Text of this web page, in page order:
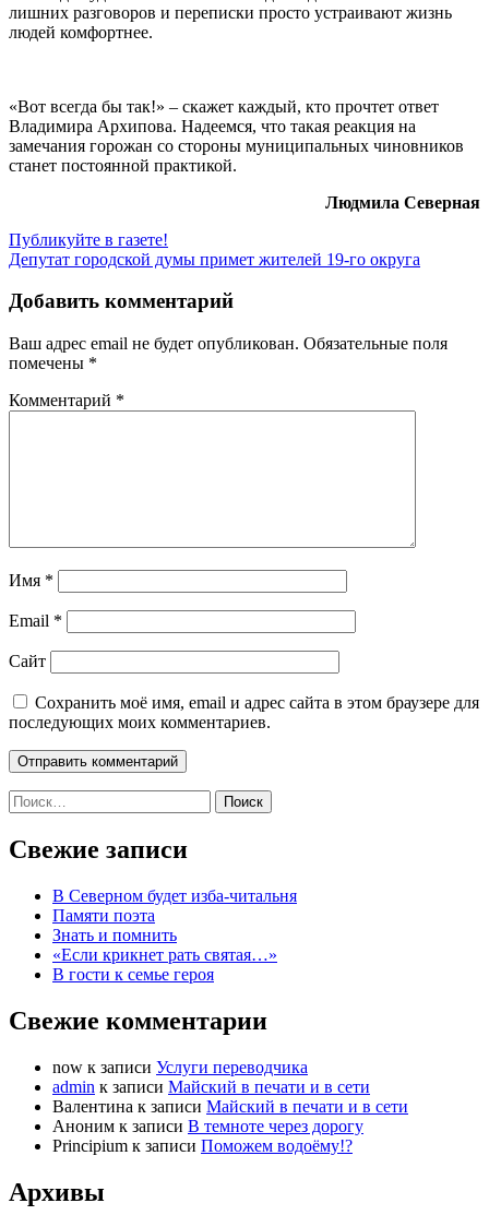
лишних разговоров и переписки просто устраивают жизнь
людей комфортнее.
«Вот всегда бы так!» – скажет каждый, кто прочтет ответ
Владимира Архипова. Надеемся, что такая реакция на
замечания горожан со стороны муниципальных чиновников
станет постоянной практикой.
Людмила Северная
Навигация
по
записям
Публикуйте в газете!
Депутат городской думы примет жителей 19-го округа
Добавить комментарий
Ваш адрес email не будет опубликован. Обязательные поля
помечены *
Комментарий *
Имя *
Email *
Сайт
Сохранить моё имя, email и адрес сайта в этом браузере для
последующих моих комментариев.
Найти:
Свежие записи
В Северном будет изба-читальня
Памяти поэта
Знать и помнить
«Если крикнет рать святая…»
В гости к семье героя
Свежие комментарии
now к записи Услуги переводчика
admin к записи Майский в печати и в сети
Валентина к записи Майский в печати и в сети
Аноним к записи В темноте через дорогу
Principium к записи Поможем водоёму!?
Архивы